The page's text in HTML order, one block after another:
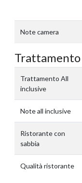
Note camera
Trattamento
Trattamento All
inclusive
Note all inclusive
Ristorante con
sabbia
Qualità ristorante